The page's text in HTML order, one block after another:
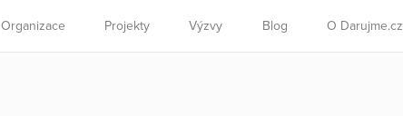
Organizace Projekty Výzvy Blog O Darujme.cz